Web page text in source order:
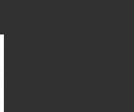
《人呐》与杨
展在加拿大启